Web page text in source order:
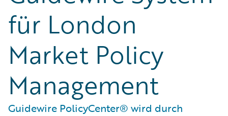
für London
Market Policy
Management
Guidewire PolicyCenter® wird durch